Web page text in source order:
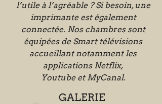
l’utile à l’agréable ? Si besoin, une
imprimante est également
connectée. Nos chambres sont
équipées de Smart télévisions
accueillant notamment les
applications Netflix,
Youtube et MyCanal.
GALERIE